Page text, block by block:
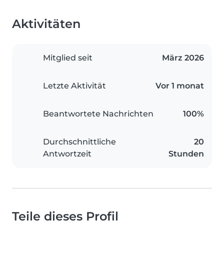
Aktivitäten
Mitglied seit März 2026
Letzte Aktivität Vor 1 monat
Beantwortete Nachrichten 100%
Durchschnittliche
Antwortzeit
20
Stunden
Teile dieses Profil